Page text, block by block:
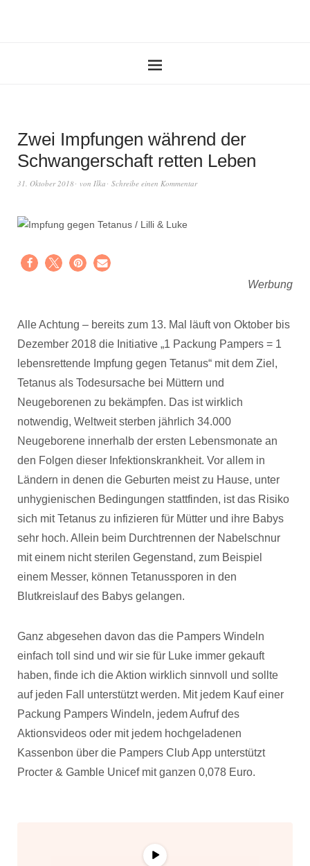
Zwei Impfungen während der
Schwangerschaft retten Leben
31. Oktober 2018 von Ilka Schreibe einen Kommentar
Werbung
Alle Achtung – bereits zum 13. Mal läuft von Oktober bis
Dezember 2018 die Initiative „1 Packung Pampers = 1
lebensrettende Impfung gegen Tetanus“ mit dem Ziel,
Tetanus als Todesursache bei Müttern und
Neugeborenen zu bekämpfen. Das ist wirklich
notwendig, Weltweit sterben jährlich 34.000
Neugeborene innerhalb der ersten Lebensmonate an
den Folgen dieser Infektionskrankheit. Vor allem in
Ländern in denen die Geburten meist zu Hause, unter
unhygienischen Bedingungen stattfinden, ist das Risiko
sich mit Tetanus zu infizieren für Mütter und ihre Babys
sehr hoch. Allein beim Durchtrennen der Nabelschnur
mit einem nicht sterilen Gegenstand, zum Beispiel
einem Messer, können Tetanussporen in den
Blutkreislauf des Babys gelangen.
Ganz abgesehen davon das die Pampers Windeln
einfach toll sind und wir sie für Luke immer gekauft
haben, finde ich die Aktion wirklich sinnvoll und sollte
auf jeden Fall unterstützt werden. Mit jedem Kauf einer
Packung Pampers Windeln, jedem Aufruf des
Aktionsvideos oder mit jedem hochgeladenen
Kassenbon über die Pampers Club App unterstützt
Procter & Gamble Unicef mit ganzen 0,078 Euro.